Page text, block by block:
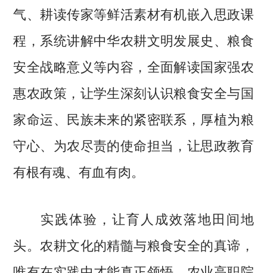
气、耕读传家等鲜活素材有机嵌入思政课
程，系统讲解中华农耕文明发展史、粮食
安全战略意义等内容，全面解读国家强农
惠农政策，让学生深刻认识粮食安全与国
家命运、民族未来的紧密联系，厚植为粮
守心、为农尽责的使命担当，让思政教育
有根有魂、有血有肉。
实践体验，让育人成效落地田间地
头。农耕文化的精髓与粮食安全的真谛，